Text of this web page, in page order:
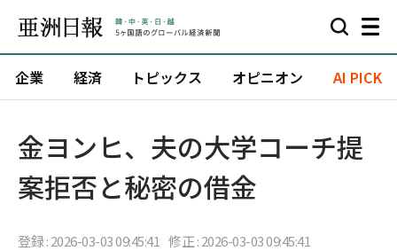
企業 経済 トピックス オピニオン AI PICK
金ヨンヒ、夫の大学コーチ提
案拒否と秘密の借金
登録 : 2026-03-03 09:45:41 修正 : 2026-03-03 09:45:41